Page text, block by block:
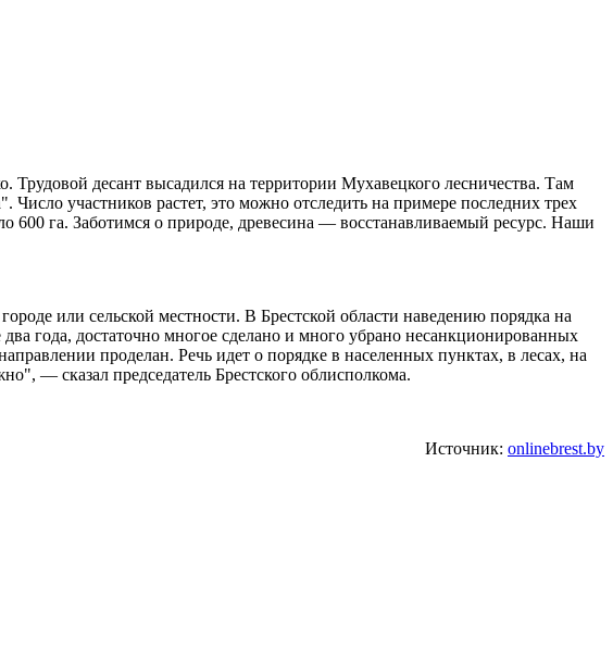
десант высадился на территории Мухавецкого лесничества. Там
участников растет, это можно отследить на примере последних трех
га. Заботимся о природе, древесина — восстанавливаемый ресурс. Наши
или сельской местности. В Брестской области наведению порядка на
года, достаточно многое сделано и много убрано несанкционированных
проделан. Речь идет о порядке в населенных пунктах, в лесах, на
— сказал председатель Брестского облисполкома.
Источник: onlinebrest.by